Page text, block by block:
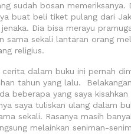
sudah bosan
buat beli tiket pulang dari
jenaka. Dia bisa merayu
sama sekali lantaran orang
religius.
cerita dalam buku ini pernah
tahun yang lalu.
beberapa yang saya
saya tuliskan ulang dalam
sekali. Rasanya masih
melainkan seniman-